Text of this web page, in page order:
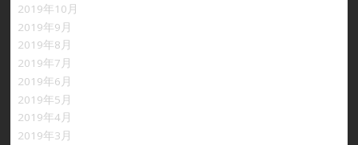
2019年10月
2019年9月
2019年8月
2019年7月
2019年6月
2019年5月
2019年4月
2019年3月